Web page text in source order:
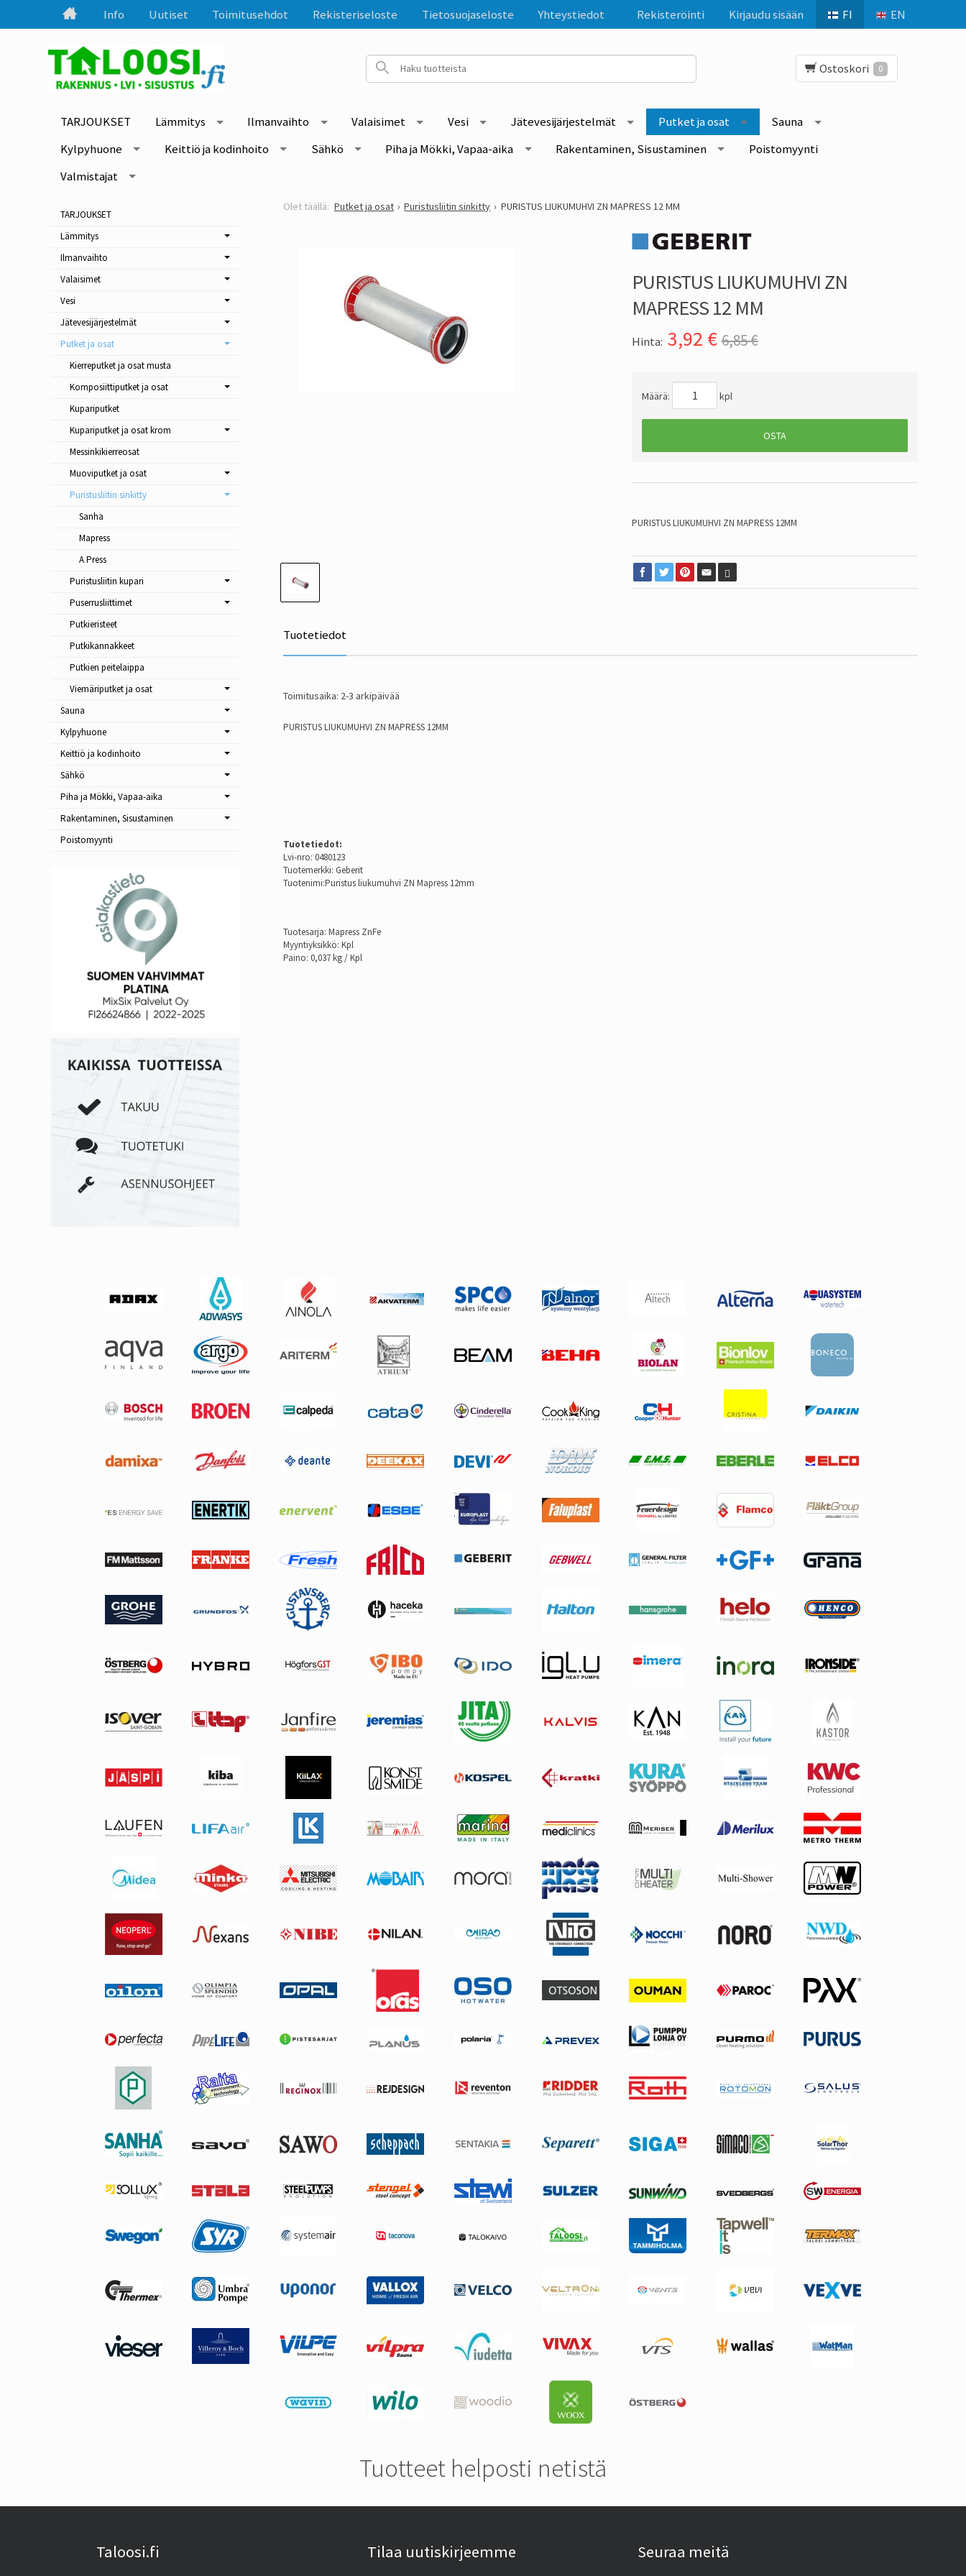
FI EN
Rekisteröinti Kirjaudu sisään
Info Uutiset Toimitusehdot Rekisteriseloste Tietosuojaseloste Yhteystiedot
Ostoskori 0
TARJOUKSET Lämmitys Ilmanvaihto Valaisimet Vesi Jätevesijärjestelmät Putket ja osat
Sauna
Kylpyhuone
Keittiö ja kodinhoito Sähkö Piha ja Mökki, Vapaa-aika Rakentaminen, Sisustaminen
Poistomyynti
Valmistajat
Putket ja osat Puristusliitin sinkitty PURISTUS LIUKUMUHVI ZN MAPRESS 12 MM
PURISTUS LIUKUMUHVI ZN
MAPRESS 12 MM
Hinta: 3,92 € 6,85 €
Määrä: kpl
OSTA
PURISTUS LIUKUMUHVI ZN MAPRESS 12MM
Tuotetiedot
Toimitusaika: 2-3 arkipäivää
PURISTUS LIUKUMUHVI ZN MAPRESS 12MM
Tuotetiedot:
Lvi-nro: 0480123
Tuotemerkki: Geberit
Tuotenimi:Puristus liukumuhvi ZN Mapress 12mm
Tuotesarja: Mapress ZnFe
Myyntiyksikkö: Kpl
Paino: 0,037 kg / Kpl
TARJOUKSET
Lämmitys
Ilmanvaihto
Valaisimet
Vesi
Jätevesijärjestelmät
Putket ja osat
Kierreputket ja osat musta
Komposiittiputket ja osat
Kupariputket
Kupariputket ja osat krom
Messinkikierreosat
Muoviputket ja osat
Puristusliitin sinkitty
Sanha
Mapress
A Press
Puristusliitin kupari
Puserrusliittimet
Putkieristeet
Putkikannakkeet
Putkien peitelaippa
Viemäriputket ja osat
Sauna
Kylpyhuone
Keittiö ja kodinhoito
Sähkö
Piha ja Mökki, Vapaa-aika
Rakentaminen, Sisustaminen
Poistomyynti
Tuotteet helposti netistä
Taloosi.fi Tilaa uutiskirjeemme Seuraa meitä